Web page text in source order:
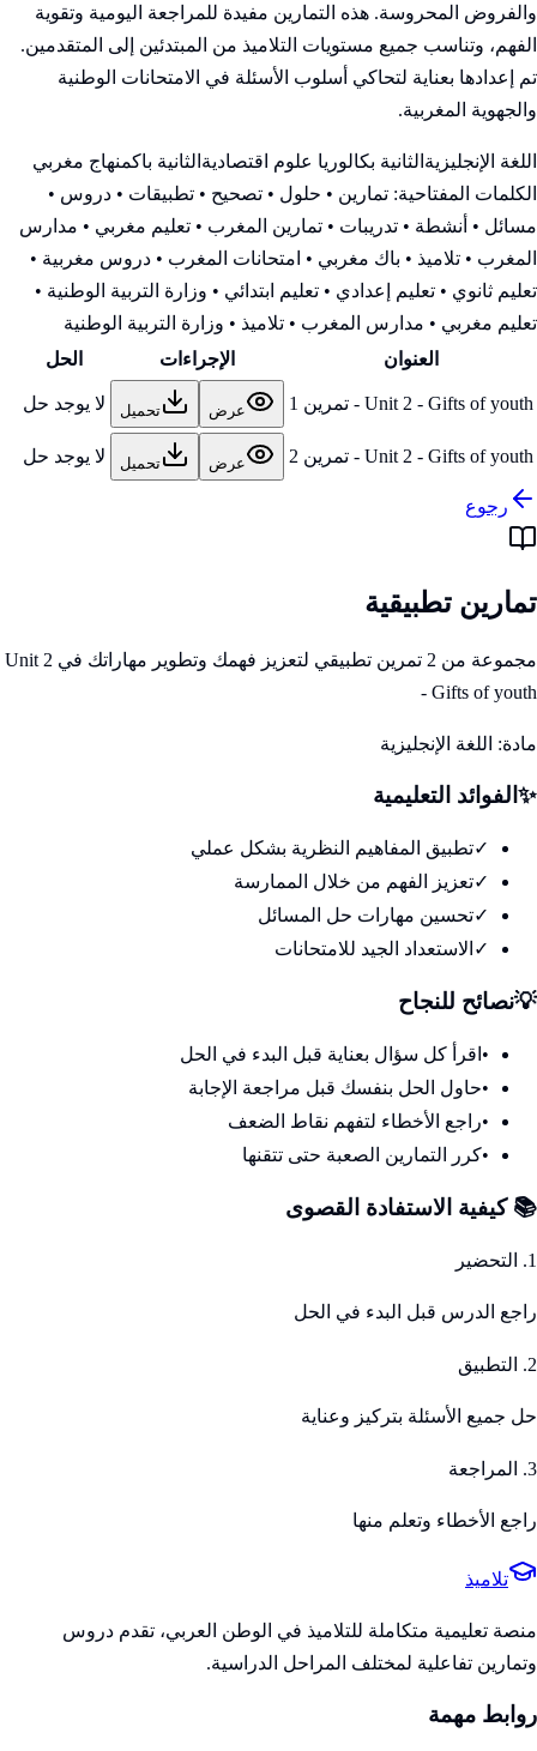
والفروض المحروسة. هذه التمارين مفيدة للمراجعة اليومية وتقوية
الفهم، وتناسب جميع مستويات التلاميذ من المبتدئين إلى المتقدمين.
تم إعدادها بعناية لتحاكي أسلوب الأسئلة في الامتحانات الوطنية
والجهوية المغربية.
اللغة الإنجليزية الثانية بكالوريا علوم اقتصادية الثانية باكمنهاج مغربي
الكلمات المفتاحية: تمارين • حلول • تصحيح • تطبيقات • دروس •
مسائل • أنشطة • تدريبات • تمارين المغرب • تعليم مغربي • مدارس
المغرب • تلاميذ • باك مغربي • امتحانات المغرب • دروس مغربية •
تعليم ثانوي • تعليم إعدادي • تعليم ابتدائي • وزارة التربية الوطنية •
تعليم مغربي • مدارس المغرب • تلاميذ • وزارة التربية الوطنية
العنوان
الإجراءات الحل
Unit 2 - Gifts of youth - تمرين 1 عرض تحميل لا يوجد حل
Unit 2 - Gifts of youth - تمرين 2 عرض تحميل لا يوجد حل
رجوع
تمارين تطبيقية
مجموعة من 2 تمرين تطبيقي لتعزيز فهمك وتطوير مهاراتك في Unit 2
- Gifts of youth
مادة: اللغة الإنجليزية
✨ الفوائد التعليمية
✓تطبيق المفاهيم النظرية بشكل عملي
✓تعزيز الفهم من خلال الممارسة
✓تحسين مهارات حل المسائل
✓ الاستعداد الجيد للامتحانات
💡نصائح للنجاح
• اقرأ كل سؤال بعناية قبل البدء في الحل
•حاول الحل بنفسك قبل مراجعة الإجابة
•راجع الأخطاء لتفهم نقاط الضعف
•كرر التمارين الصعبة حتى تتقنها
📚 كيفية الاستفادة القصوى
1. التحضير
راجع الدرس قبل البدء في الحل
2. التطبيق
حل جميع الأسئلة بتركيز وعناية
3. المراجعة
راجع الأخطاء وتعلم منها
تلاميذ
منصة تعليمية متكاملة للتلاميذ في الوطن العربي، تقدم دروس
وتمارين تفاعلية لمختلف المراحل الدراسية.
روابط مهمة